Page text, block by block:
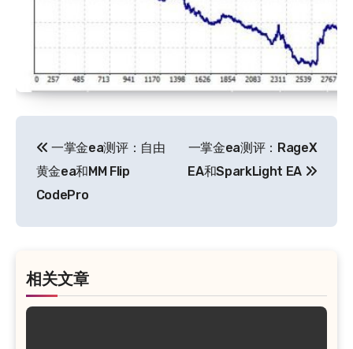
章
导
航
一掌金ea测评：自由
黄金ea和MM Flip
CodePro
一掌金ea测评：RageX
EA和SparkLight EA
相关文章